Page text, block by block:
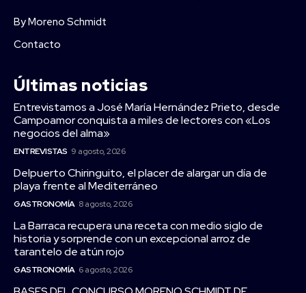
By Moreno Schmidt
Contacto
Últimas noticias
Entrevistamos a José María Hernández Prieto, desde
Campoamor conquista a miles de lectores con «Los
negocios del alma»
ENTREVISTAS 9 agosto, 2026
Delpuerto Chiringuito, el placer de alargar un día de
playa frente al Mediterráneo
GASTRONOMÍA 8 agosto, 2026
La Barraca recupera una receta con medio siglo de
historia y sorprende con un excepcional arroz de
tarantelo de atún rojo
GASTRONOMÍA 6 agosto, 2026